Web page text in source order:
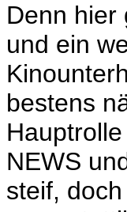
Denn hier
und ein
bestens
NEWS
steif,